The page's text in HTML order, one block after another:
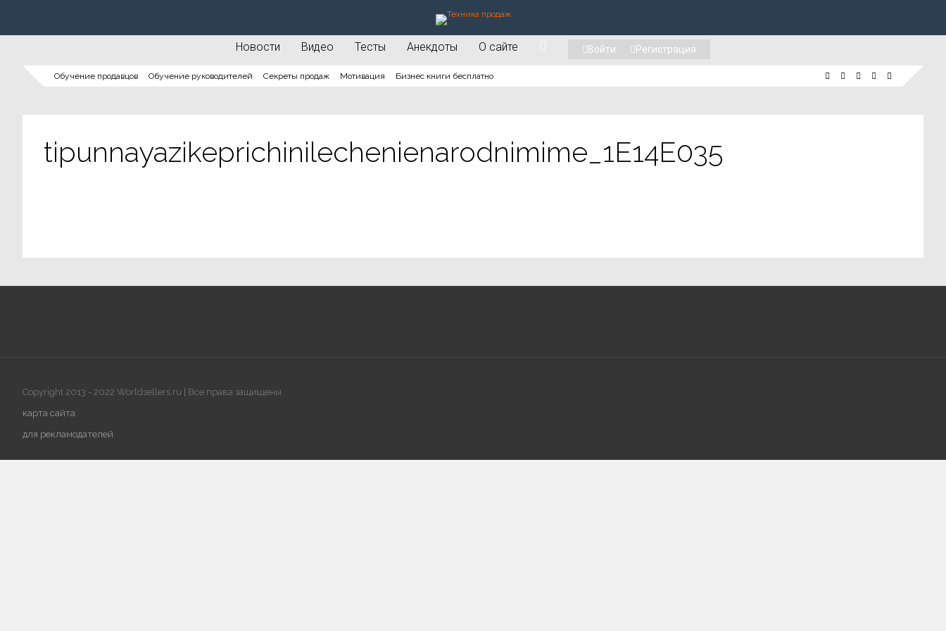
Новости Видео Тесты Анекдоты О сайте Войти Регистрация
Обучение продавцов Обучение руководителей Секреты продаж Мотивация Бизнес книги бесплатно
tipunnayazikeprichinilechenienarodnimime_1E14E035
Copyright 2013 - 2022 Worldsellers.ru | Все права защищены
карта сайта
для рекламодателей